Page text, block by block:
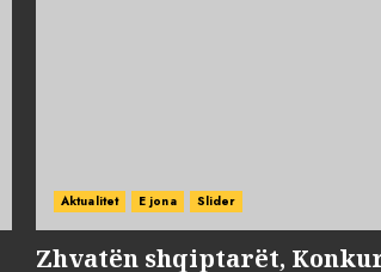
Aktualitet E jona Slider
Zhvatën shqiptarët,